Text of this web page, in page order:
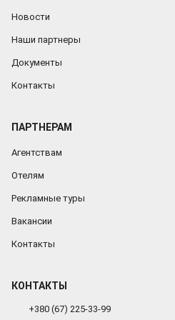
Новости
Наши партнеры
Документы
Контакты
ПАРТНЕРАМ
Агентствам
Отелям
Рекламные туры
Вакансии
Контакты
КОНТАКТЫ
+380 (67) 225-33-99